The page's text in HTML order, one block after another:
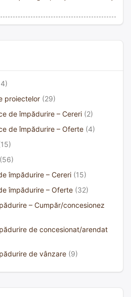
proiectelor (29)
de împădurire – Cereri (2)
de împădurire – Oferte (4)
(56)
împădurire – Cereri (15)
împădurire – Oferte (32)
– Cumpăr/concesionez
de concesionat/arendat
de vânzare (9)